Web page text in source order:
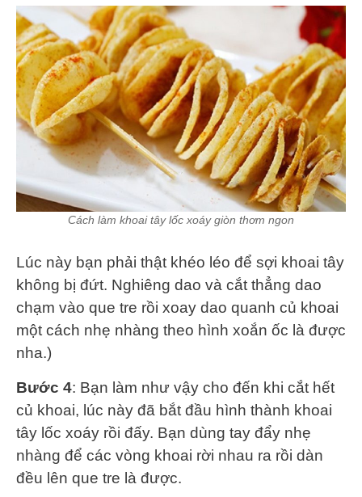
Cách làm khoai tây lốc xoáy giòn thơm ngon
Lúc này bạn phải thật khéo léo để sợi khoai tây
không bị đứt. Nghiêng dao và cắt thẳng dao
chạm vào que tre rồi xoay dao quanh củ khoai
một cách nhẹ nhàng theo hình xoắn ốc là được
nha.)
Bước 4: Bạn làm như vậy cho đến khi cắt hết
củ khoai, lúc này đã bắt đầu hình thành khoai
tây lốc xoáy rồi đấy. Bạn dùng tay đẩy nhẹ
nhàng để các vòng khoai rời nhau ra rồi dàn
đều lên que tre là được.